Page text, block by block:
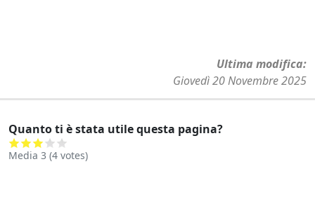
Ultima modifica
Giovedì 20 Novembre 2025
Quanto ti è stata utile questa pagina?
Media 3 (4 votes)